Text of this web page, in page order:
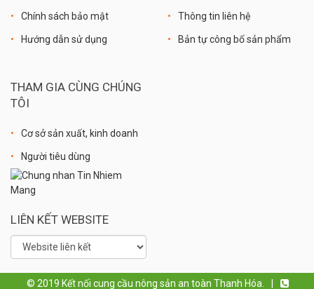
Chính sách bảo mật
Hướng dẫn sử dụng
Thông tin liên hệ
Bản tự công bố sản phẩm
THAM GIA CÙNG CHÚNG
TÔI
Cơ sở sản xuất, kinh doanh
Người tiêu dùng
LIÊN KẾT WEBSITE
© 2019 Kết nối cung cầu nông sản an toàn Thanh Hóa.